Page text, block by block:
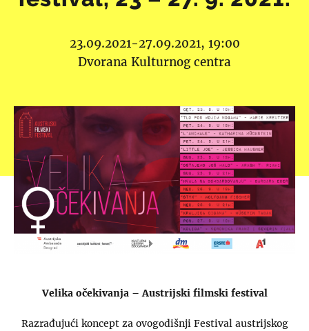
23.09.2021-27.09.2021, 19:00
Dvorana Kulturnog centra
Velika očekivanja – Austrijski filmski festival
Razrađujući koncept za ovogodišnji Festival austrijskog